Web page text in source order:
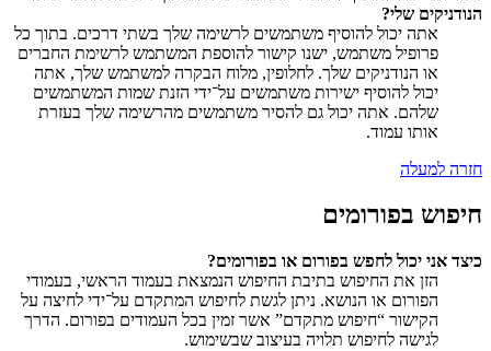
הנודניקים שלי?
אתה יכול להוסיף משתמשים לרשימה שלך בשתי דרכים. בתוך כל
פרופיל משתמש, ישנו קישור להוספת המשתמש לרשימת החברים
או הנודניקים שלך. לחלופין, מלוח הבקרה למשתמש שלך, אתה
יכול להוסיף ישירות משתמשים על־ידי הזנת שמות המשתמשים
שלהם. אתה יכול גם להסיר משתמשים מהרשימה שלך בעזרת
אותו עמוד.
חזרה למעלה
חיפוש בפורומים
כיצד אני יכול לחפש בפורום או בפורומים?
הזן את החיפוש בתיבת החיפוש הנמצאת בעמוד הראשי, בעמודי
הפורום או הנושא. ניתן לגשת לחיפוש המתקדם על־ידי לחיצה על
הקישור “חיפוש מתקדם” אשר זמין בכל העמודים בפורום. הדרך
לגישה לחיפוש תלויה בעיצוב שבשימוש.